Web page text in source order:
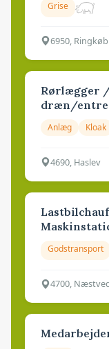
Grise
6950,
Rørlægger /
dræn/
Anlæg Kloak
4690, Haslev
Godstransport
4700,